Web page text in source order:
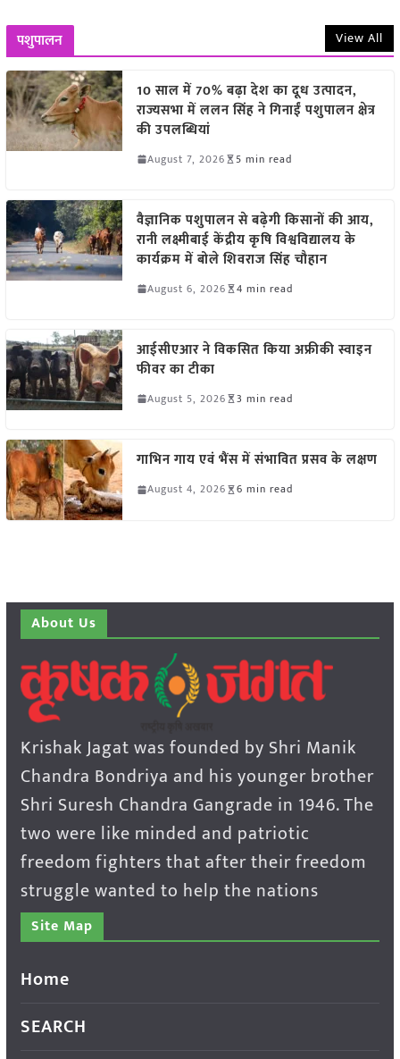
पशुपालन View All
10 साल में 70% बढ़ा देश का दूध उत्पादन,
राज्यसभा में ललन सिंह ने गिनाईं पशुपालन क्षेत्र
की उपलब्धियां
August 7, 2026 5 min read
वैज्ञानिक पशुपालन से बढ़ेगी किसानों की आय,
रानी लक्ष्मीबाई केंद्रीय कृषि विश्वविद्यालय के
कार्यक्रम में बोले शिवराज सिंह चौहान
August 6, 2026 4 min read
आईसीएआर ने विकसित किया अफ्रीकी स्वाइन
फीवर का टीका
August 5, 2026 3 min read
गाभिन गाय एवं भैंस में संभावित प्रसव के लक्षण
August 4, 2026 6 min read
About Us
Krishak Jagat was founded by Shri Manik
Chandra Bondriya and his younger brother
Shri Suresh Chandra Gangrade in 1946. The
two were like minded and patriotic
freedom fighters that after their freedom
struggle wanted to help the nations
Site Map
Home
SEARCH